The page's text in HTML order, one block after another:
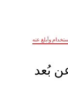
وأبلغ عنه
بُعد